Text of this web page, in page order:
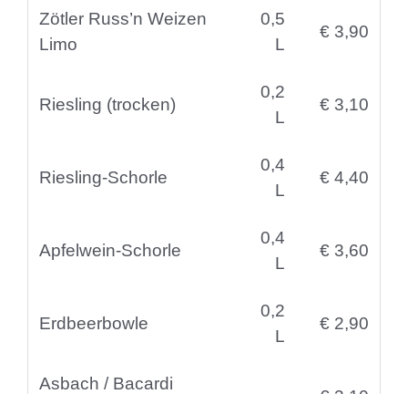
Zötler Russ’n Weizen
Limo
0,5
L
€ 3,90
Riesling (trocken)
0,2
L
€ 3,10
Riesling-Schorle
0,4
L
€ 4,40
Apfelwein-Schorle
0,4
L
€ 3,60
Erdbeerbowle
0,2
L
€ 2,90
Asbach / Bacardi